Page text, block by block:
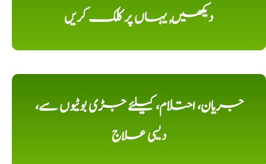
دیکھیں, یہاں پر کلک کریں
جریان، احتلام، کیلئے جڑی بوٹیوں سے،
دیسی علاج